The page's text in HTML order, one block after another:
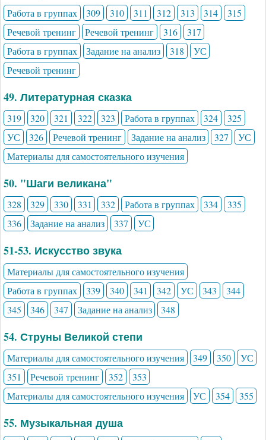
Работа в группах 309 310 311 312 313 314
315
Речевой тренинг
Речевой тренинг 316
317
Работа в группах
Задание на анализ 318
УС
Речевой тренинг
49. Литературная сказка
319 320 321 322 323 Работа в группах 324
325
УС
326 Речевой тренинг Задание на анализ 327
УС
Материалы для самостоятельного изучения
50. "Шаги великана"
328 329 330 331 332 Работа в группах 334
335
336
Задание на анализ 337 УС
51-53. Искусство звука
Материалы для самостоятельного изучения
Работа в группах
339 340 341 342 УС 343
344
345
346 347 Задание на анализ 348
54. Струны Великой степи
Материалы для самостоятельного изучения 349 350
УС
351
Речевой тренинг 352
353
Материалы для самостоятельного изучения
УС 354 355
55. Музыкальная душа